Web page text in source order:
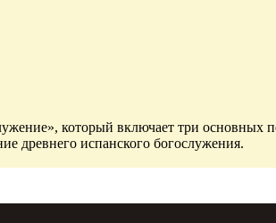
который включает три основных
древнего испанского богослужения.